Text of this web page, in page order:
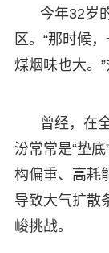
今年32岁
区。“那时候
煤烟味也大。”
曾经，在
汾常常是“垫
构偏重、高耗
导致大气扩散
峻挑战。